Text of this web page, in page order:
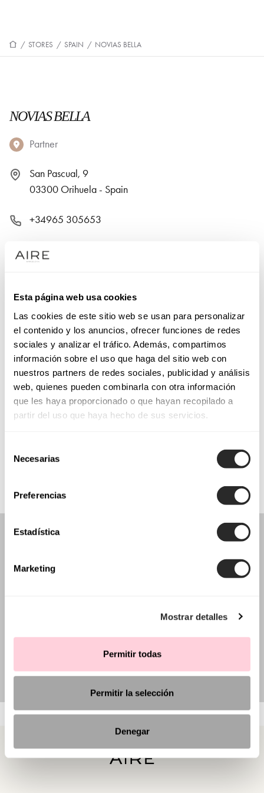
Esta página web usa cookies
Las cookies de este sitio web se usan para personalizar
el contenido y los anuncios, ofrecer funciones de redes
sociales y analizar el tráfico. Además, compartimos
información sobre el uso que haga del sitio web con
nuestros partners de redes sociales, publicidad y análisis
web, quienes pueden combinarla con otra información
que les haya proporcionado o que hayan recopilado a
partir del uso que haya hecho de sus servicios.
Necesarias
Preferencias
Estadística
Marketing
Mostrar detalles
Permitir todas
Permitir la selección
Denegar
/ STORES / SPAIN / NOVIAS BELLA
NOVIAS BELLA
Partner
San Pascual, 9
03300 Orihuela - Spain
+34965 305653
Monday: 10:00 AM – 1:30 PM, 5:30 – 9:00 PM
Thursday: 10:00 AM – 1:30 PM, 5:30 – 9:00 PM
Friday: 10:00 AM – 1:30 PM, 5:30 – 9:00 PM
Saturday: 10:00 AM – 1:30 PM
Sunday: Closed
REQUEST YOUR APPOINTMENT
COMMUNION